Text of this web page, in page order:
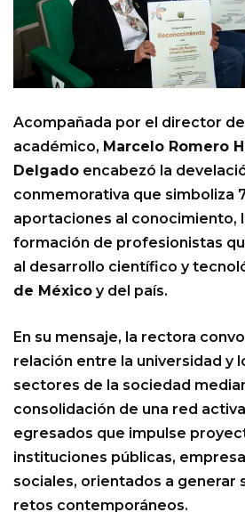
Acompañada por el director
académico, Marcelo Romero
Delgado encabezó la
conmemorativa que simboliza
aportaciones al conocimiento,
formación de profesionistas
al desarrollo científico y
de México y del país.
En su mensaje, la rectora
relación entre la universidad y
sectores de la sociedad
consolidación de una red
egresados que impulse
instituciones públicas,
sociales, orientados a generar
retos contemporáneos.